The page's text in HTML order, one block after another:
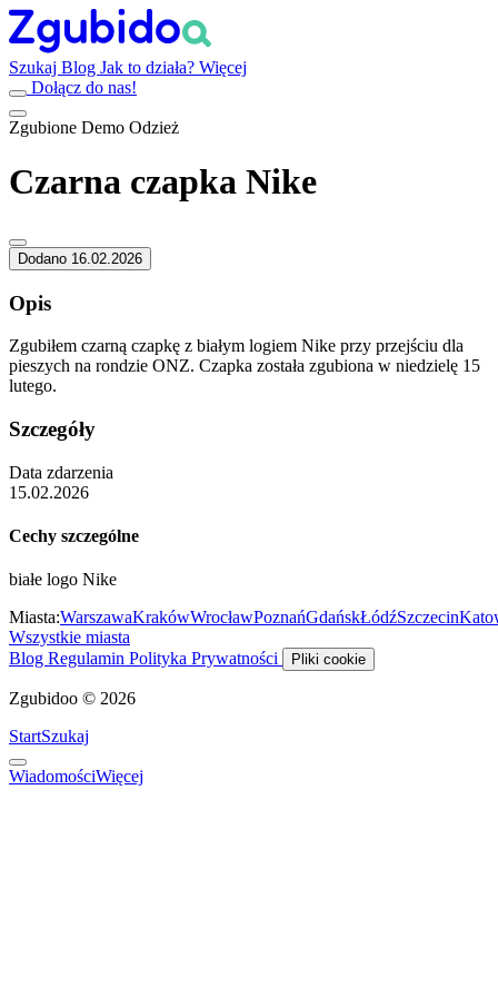
Szukaj Blog Jak to działa? Więcej
Dołącz do nas!
Zgubione Demo Odzież
Czarna czapka Nike
Dodano 16.02.2026
Opis
Zgubiłem czarną czapkę z białym logiem Nike przy przejściu dla
pieszych na rondzie ONZ. Czapka została zgubiona w niedzielę 15
lutego.
Szczegóły
Data zdarzenia
15.02.2026
Cechy szczególne
białe logo Nike
Miasta:WarszawaKrakówWrocławPoznańGdańskŁódźSzczecin
Wszystkie miasta
Blog Regulamin Polityka Prywatności Pliki cookie
Zgubidoo © 2026
StartSzukaj
WiadomościWięcej